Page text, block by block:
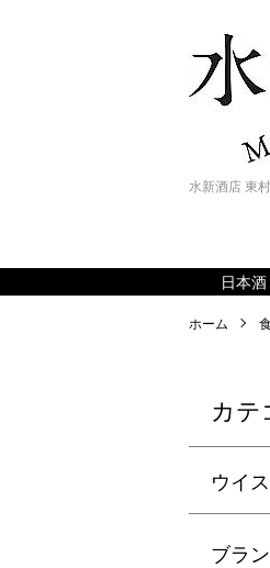
水新酒店 東
日本酒
ホーム
カテ
ウイ
ブラ